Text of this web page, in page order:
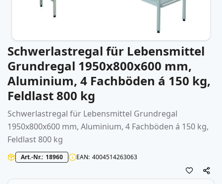
Zum
Anfang
der
Bildergalerie
springen
Schwerlastregal für Lebensmittel
Grundregal 1950x800x600 mm,
Aluminium, 4 Fachböden á 150 kg,
Feldlast 800 kg
Schwerlastregal für Lebensmittel Grundregal
1950x800x600 mm, Aluminium, 4 Fachböden á 150 kg,
Feldlast 800 kg
Art.-Nr. 18960 EAN 4004514263063